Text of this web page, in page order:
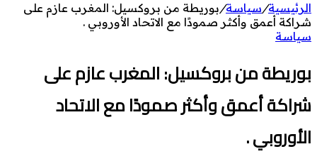
الرئيسية/سياسة/بوريطة من بروكسيل: المغرب عازم على
شراكة أعمق وأكثر صمودًا مع الاتحاد الأوروبي .
سياسة
بوريطة من بروكسيل: المغرب عازم على
شراكة أعمق وأكثر صمودًا مع الاتحاد
الأوروبي .